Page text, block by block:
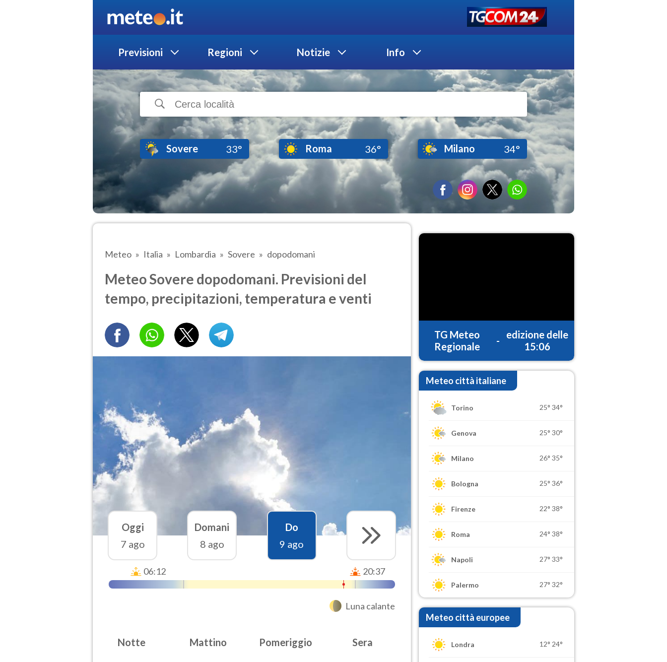
Previsioni Regioni Notizie Info
Sovere 33° Roma 36° Milano 34°
Meteo Italia Lombardia Sovere dopodomani
Meteo Sovere dopodomani. Previsioni del
tempo, precipitazioni, temperatura e venti
Oggi
7 ago
Domani
8 ago
Do
9 ago
06:12 20:37
Luna calante
Notte Mattino Pomeriggio Sera
TG Meteo
Regionale
-
edizione delle
15:06
Meteo città italiane
Torino 25° 34°
Genova 25° 30°
Milano 26° 35°
Bologna 25° 36°
Firenze 22° 38°
Roma 24° 38°
Napoli 27° 33°
Palermo 27° 32°
Meteo città europee
Londra 12° 24°